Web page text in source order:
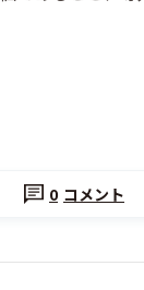
0 コメント